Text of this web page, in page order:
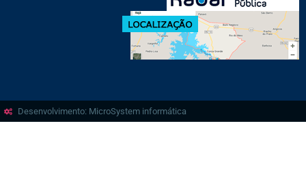
Desenvolvimento: MicroSystem informática